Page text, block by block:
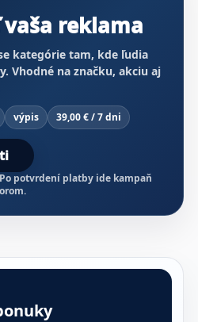
reklama
kategórie tam, kde ľudia
Vhodné na značku, akciu aj
výpis 39,00 € / 7 dni
potvrdení platby ide kampaň